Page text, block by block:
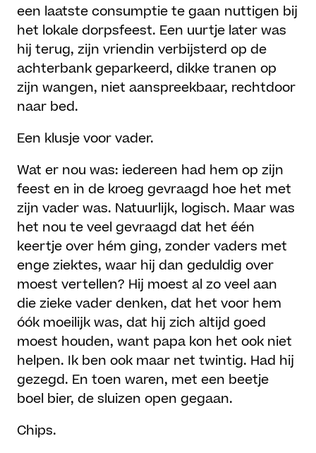
een laatste consumptie te gaan nuttigen bij
het lokale dorpsfeest. Een uurtje later was
hij terug, zijn vriendin verbijsterd op de
achterbank geparkeerd, dikke tranen op
zijn wangen, niet aanspreekbaar, rechtdoor
naar bed.
Een klusje voor vader.
Wat er nou was: iedereen had hem op zijn
feest en in de kroeg gevraagd hoe het met
zijn vader was. Natuurlijk, logisch. Maar was
het nou te veel gevraagd dat het één
keertje over hém ging, zonder vaders met
enge ziektes, waar hij dan geduldig over
moest vertellen? Hij moest al zo veel aan
die zieke vader denken, dat het voor hem
óók moeilijk was, dat hij zich altijd goed
moest houden, want papa kon het ook niet
helpen. Ik ben ook maar net twintig. Had hij
gezegd. En toen waren, met een beetje
boel bier, de sluizen open gegaan.
Chips.